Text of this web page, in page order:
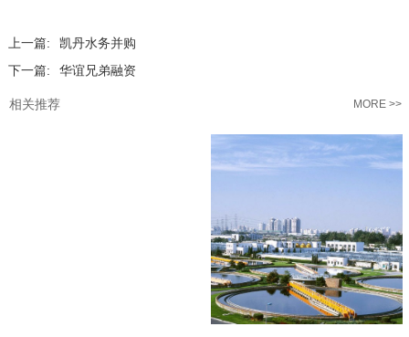
上一篇:
凯丹水务并购
下一篇:
华谊兄弟融资
相关推荐 MORE >>